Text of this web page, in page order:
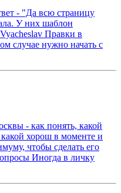
- "Да всю страницу
У них шаблон
Правки в
случае нужно начать с
- как понять, какой
какой хорош в моменте и
чтобы сделать его
Иногда в личку